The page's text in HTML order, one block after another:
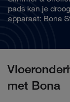
pads kan je
apparaat: Bona
met Bona